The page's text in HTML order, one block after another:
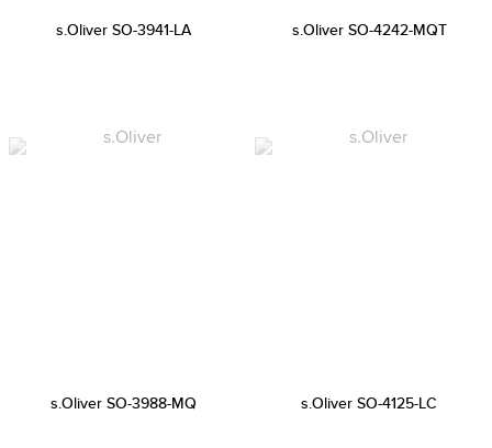
s.Oliver SO-3941-LA s.Oliver SO-4242-MQT
s.Oliver SO-3988-MQ s.Oliver SO-4125-LC